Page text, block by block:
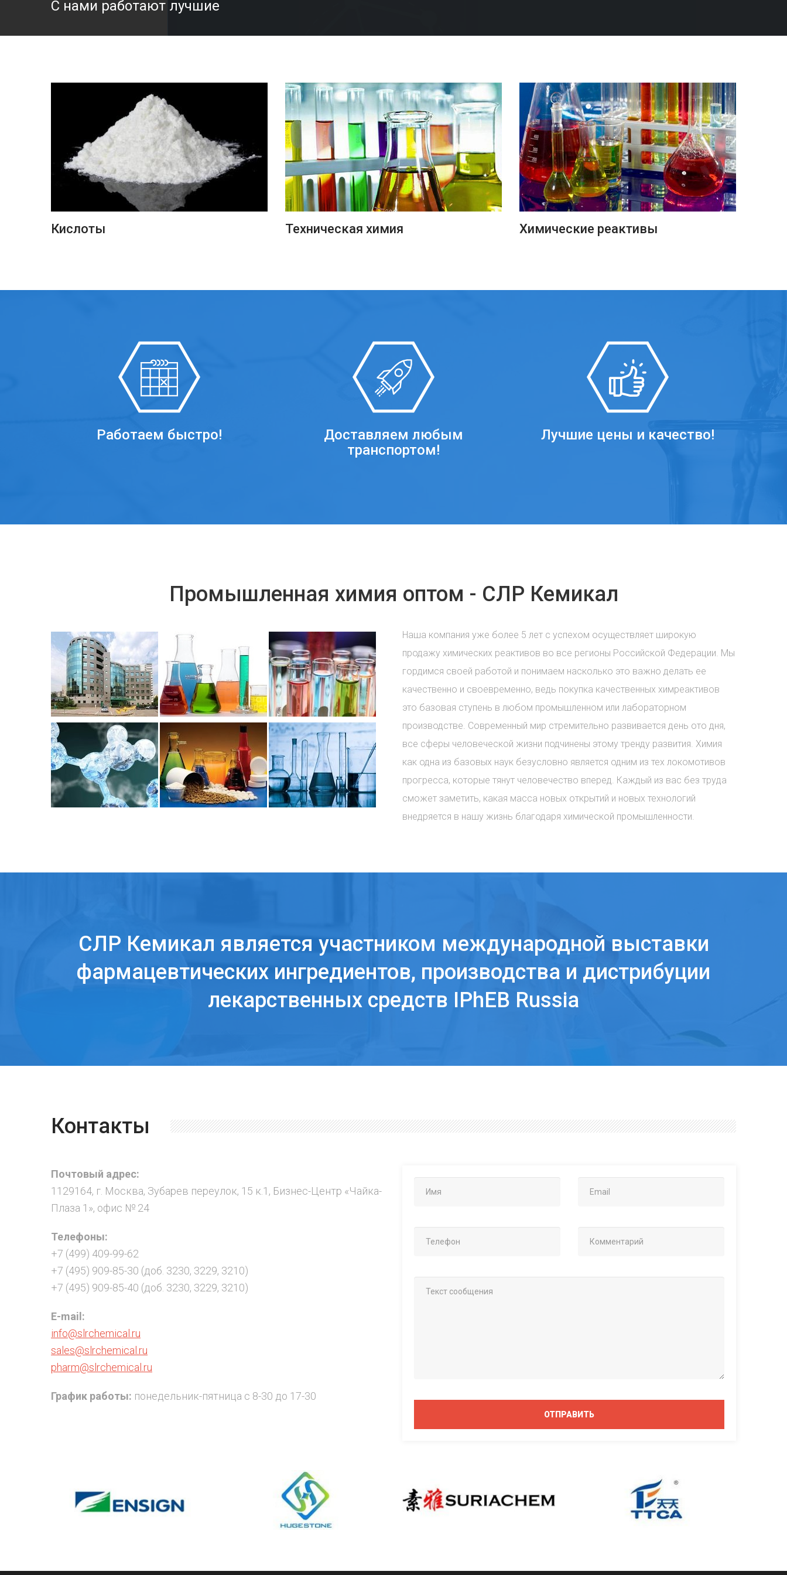
С нами работают лучшие
ПОДРОБНЕЕ
Кислоты
ПОДРОБНЕЕ
Техническая химия
ПОДРОБНЕЕ
Химические реактивы
Работаем быстро!
Доставляем любым
транспортом!
Лучшие цены и качество!
Промышленная химия оптом - СЛР Кемикал
Наша компания уже более 5 лет с успехом осуществляет широкую
продажу химических реактивов во все регионы Российской Федерации. Мы
гордимся своей работой и понимаем насколько это важно делать ее
качественно и своевременно, ведь покупка качественных химреактивов
это базовая ступень в любом промышленном или лабораторном
производстве. Современный мир стремительно развивается день ото дня,
все сферы человеческой жизни подчинены этому тренду развития. Химия
как одна из базовых наук безусловно является одним из тех локомотивов
прогресса, которые тянут человечество вперед. Каждый из вас без труда
сможет заметить, какая масса новых открытий и новых технологий
внедряется в нашу жизнь благодаря химической промышленности.
СЛР Кемикал является участником международной выставки
фармацевтических ингредиентов, производства и дистрибуции
лекарственных средств IPhEB Russia
Контакты
Почтовый адрес:
1129164, г. Москва, Зубарев переулок, 15 к.1, Бизнес-Центр «Чайка-
Плаза 1», офис № 24
Телефоны:
+7 (499) 409-99-62
+7 (495) 909-85-30 (доб. 3230, 3229, 3210)
+7 (495) 909-85-40 (доб. 3230, 3229, 3210)
E-mail:
info@slrchemical.ru
sales@slrchemical.ru
pharm@slrchemical.ru
График работы: понедельник-пятница с 8-30 до 17-30
ОТПРАВИТЬ